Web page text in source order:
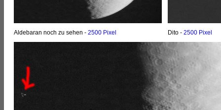
Aldebaran noch zu sehen - 2500 Pixel Dito - 2500 Pixel